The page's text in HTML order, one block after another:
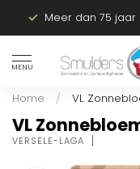
Meer dan 75 jaar
MENU
Home / VL
VL
VERSELE-LAGA